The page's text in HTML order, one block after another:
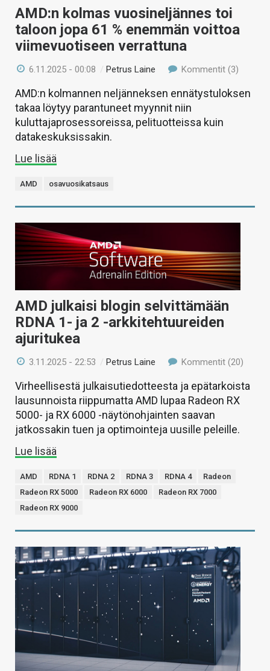
AMD:n kolmas vuosineljännes toi
taloon jopa 61 % enemmän voittoa
viimevuotiseen verrattuna
6.11.2025 - 00:08 /Petrus Laine Kommentit (3)
AMD:n kolmannen neljänneksen ennätystuloksen
takaa löytyy parantuneet myynnit niin
kuluttajaprosessoreissa, pelituotteissa kuin
datakeskuksissakin.
Lue lisää
AMD osavuosikatsaus
AMD julkaisi blogin selvittämään
RDNA 1- ja 2 -arkkitehtuureiden
ajuritukea
3.11.2025 - 22:53 /Petrus Laine Kommentit (20)
Virheellisestä julkaisutiedotteesta ja epätarkoista
lausunnoista riippumatta AMD lupaa Radeon RX
5000- ja RX 6000 -näytönohjainten saavan
jatkossakin tuen ja optimointeja uusille peleille.
Lue lisää
AMD RDNA 1 RDNA 2 RDNA 3 RDNA 4
Radeon
Radeon RX 5000
Radeon RX 6000
Radeon RX 7000
Radeon RX 9000